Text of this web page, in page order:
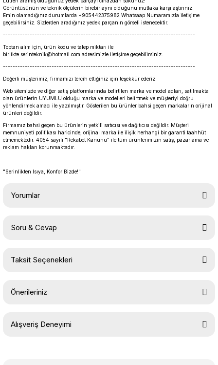
Görüntüsünün ve teknik ölçülerin birebir aynı olduğunu mutlaka karşılaştırınız.
Emin olamadığınız durumlarda +905442375982 Whatsaap Numaramızla iletişime
geçebilirsiniz. Sizlerden aradığınız yedek parçanın görseli istenecektir.
-------------------------------------------------------------------------------
Toptan alım için, ürün kodu ve talep miktarı ile
birlikte serinteknik@hotmail.com adresimizle iletişime geçebilirsiniz.
-------------------------------------------------------------------------------
Değerli müşterimiz, firmamızı tercih ettiğiniz için teşekkür ederiz.
Web sitemizde ve diğer satış platformlarında belirtilen marka ve model adları, satılmakta
olan ürünlerin UYUMLU olduğu marka ve modelleri belirtmek ve müşteriyi doğru
yönlendirmek amacı ile yazılmıştır. Gösterilen bu ürünler bahsi geçen markaların orijinal
ürünleri değildir.
Firmamız bahsi geçen bu ürünlerin yetkili satıcısı ve dağıtıcısı değildir. Müşteri
memnuniyeti politikası haricinde, orijinal marka ile ilişik herhangi bir garanti taahhüt
etmemektedir. 4054 sayılı "Rekabet Kanunu" ile tüm ürünlerimizin satış, pazarlama ve
reklam hakları korunmaktadır.
"Serinlikten Isıya, Konfor Bizde!"
Yorumlar
Soru & Cevap
Taksit Seçenekleri
Önerileriniz
konularda yetersiz gördüğünüz noktaları öneri formunu kullanarak
Alışveriş Deneyimi